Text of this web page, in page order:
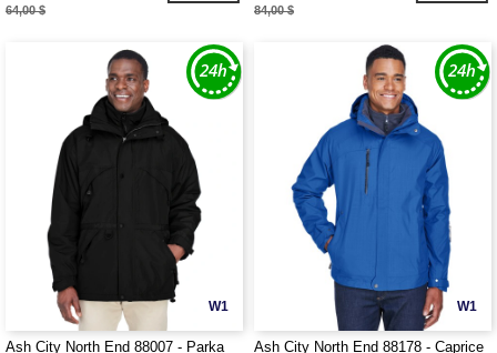
64,00 $ 84,00 $
W1
Ash City North End 88007 - Parka
W1
Ash City North End 88178 - Caprice